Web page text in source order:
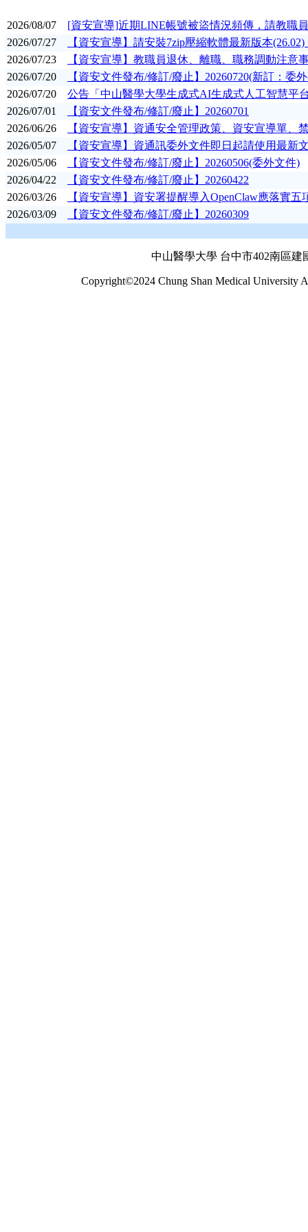
2026/08/07
[資安宣導]近期LINE帳號被盜情況頻傳，請教職
2026/07/27
【資安宣導】請安裝7zip壓縮軟體最新版本
2026/07/23
【資安宣導】教職員退休、離職、職務調動注意
2026/07/20
【資安文件發布/修訂/廢止】20260720(新訂：委
2026/07/20
公告「中山醫學大學生成式AI生成式人工智慧平
2026/07/01
【資安文件發布/修訂/廢止】20260701
2026/06/26
【資安宣導】資通安全管理政策、資安宣導單
2026/05/07
【資安宣導】資通訊委外文件即日起請使用最新
2026/05/06
【資安文件發布/修訂/廢止】20260506(委外文件)
2026/04/22
【資安文件發布/修訂/廢止】20260422
2026/03/26
【資安宣導】資安署提醒導入OpenClaw應落實五
2026/03/09
【資安文件發布/修訂/廢止】20260309
中山醫學大學 台中市402南區建
Copyright©2024 Chung Shan Medical University